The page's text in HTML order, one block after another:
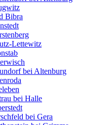
Bibra
Lettewitz
bei Altenburg
bei Halle
bei Gera